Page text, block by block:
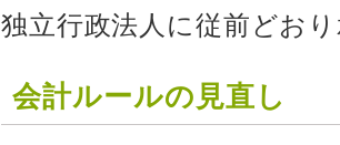
独立行政法人に従前どお
会計ルールの見直し